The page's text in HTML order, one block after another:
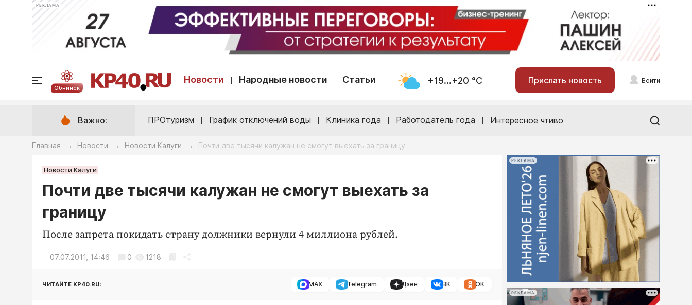
РЕКЛАМА
Обнинск
Новости Народные новости Статьи +19...+20 °С Прислать новость Войти
Важно: ПРОтуризм График отключений воды Клиника года Работодатель года Интересное чтиво
Главная → Новости → Новости Калуги → Почти две тысячи калужан не смогут выехать за границу
Новости Калуги
Почти две тысячи калужан не смогут выехать за
границу
После запрета покидать страну должники вернули 4 миллиона рублей.
07.07.2011, 14:46 0 1218
ЧИТАЙТЕ KP40.RU: MAX Telegram Дзен ВК ОК
РЕКЛАМА
РЕКЛАМА